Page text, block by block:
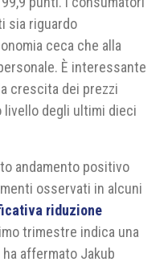
sia riguardo
ceca che alla
È interessante
crescita dei prezzi
livello degli ultimi dieci
andamento positivo
osservati in alcuni
riduzione
trimestre indica una
affermato Jakub